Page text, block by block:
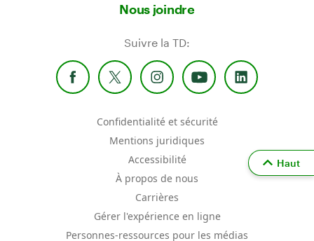
Nous joindre
Suivre la TD:
Confidentialité et sécurité
Mentions juridiques
Accessibilité
À propos de nous
Carrières
Gérer l'expérience en ligne
Personnes-ressources pour les médias
Haut